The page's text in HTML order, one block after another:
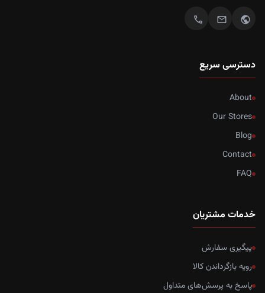
public
mail
call
دسترسی سریع
About
Our Stores
Blog
Contact
FAQ
خدمات مشتریان
پیگیری سفارش
رویه بازگرداندن کالا
پاسخ به پرسش‌های متداول